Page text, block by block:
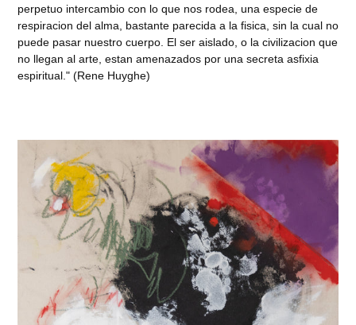
perpetuo intercambio con lo que nos rodea, una especie de
respiracion del alma, bastante parecida a la fisica, sin la cual no
puede pasar nuestro cuerpo. El ser aislado, o la civilizacion que
no llegan al arte, estan amenazados por una secreta asfixia
espiritual." (Rene Huyghe)